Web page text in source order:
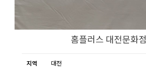
홈플러스 대전문화점
지역 대전